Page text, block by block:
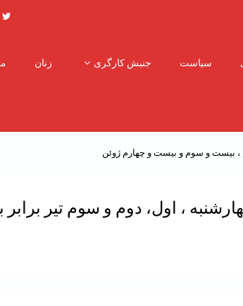
سیاست جنبش کارگری زنان
، بیست و سوم و بیست و چهارم ژوئن
، اول، دوم و سوم تیر